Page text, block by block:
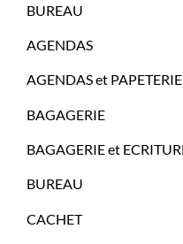
BUREAU
AGENDAS
AGENDAS et PAPETERIE
BAGAGERIE
BAGAGERIE et
BUREAU
CACHET